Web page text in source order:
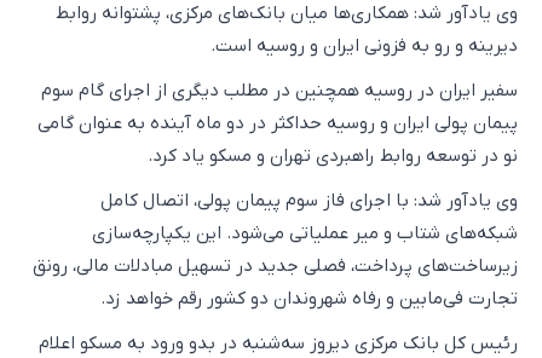
وی یادآور شد: همکاری‌ها میان بانک‌های مرکزی، پشتوانه روابط
دیرینه و رو به فزونی ایران و روسیه است.
سفیر ایران در روسیه همچنین در مطلب دیگری از اجرای گام سوم
پیمان پولی ایران و روسیه حداکثر در دو ماه آینده به عنوان گامی
نو در توسعه روابط راهبردی تهران و مسکو یاد کرد.
وی یادآور شد: با اجرای فاز سوم پیمان پولی، اتصال کامل
شبکه‌های شتاب و میر عملیاتی می‌شود. این یکپارچه‌سازی
زیرساخت‌های پرداخت، فصلی جدید در تسهیل مبادلات مالی، رونق
تجارت فی‌مابین و رفاه شهروندان دو کشور رقم خواهد زد.
رئیس کل بانک مرکزی دیروز سه‌شنبه در بدو ورود به مسکو اعلام